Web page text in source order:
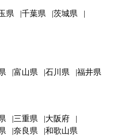
県 千葉県
茨城県
富山県 石川県 福井県
三重県
大阪府
奈良県 和歌山県